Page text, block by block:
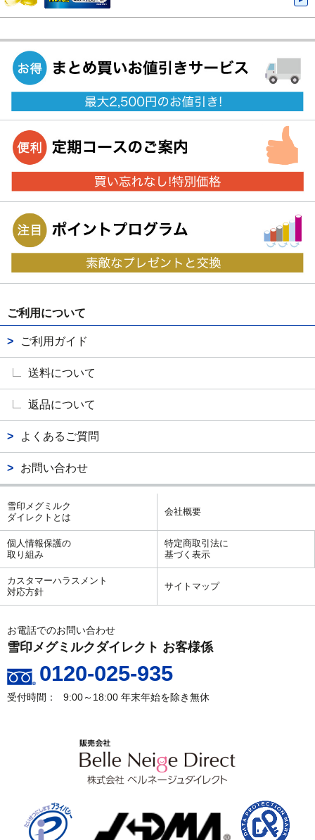
ご利用について
ご利用ガイド
送料について
返品について
よくあるご質問
お問い合わせ
雪印メグミルク
ダイレクトとは
会社概要
個人情報保護の
取り組み
特定商取引法に
基づく表示
カスタマーハラスメント
対応方針
サイトマップ
お電話でのお問い合わせ
雪印メグミルクダイレクト お客様係
0120-025-935
9:00～18:00 年末年始を除き無休